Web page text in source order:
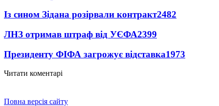
Із сином Зідана розірвали контракт2482
ЛНЗ отримав штраф від УЄФА2399
Президенту ФІФА загрожує відставка1973
Читати коментарі
Повна версія сайту